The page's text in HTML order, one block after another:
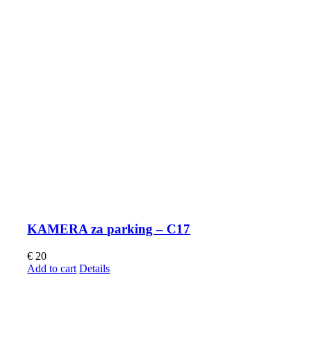
KAMERA za parking – C17
€ 20
Add to cart Details